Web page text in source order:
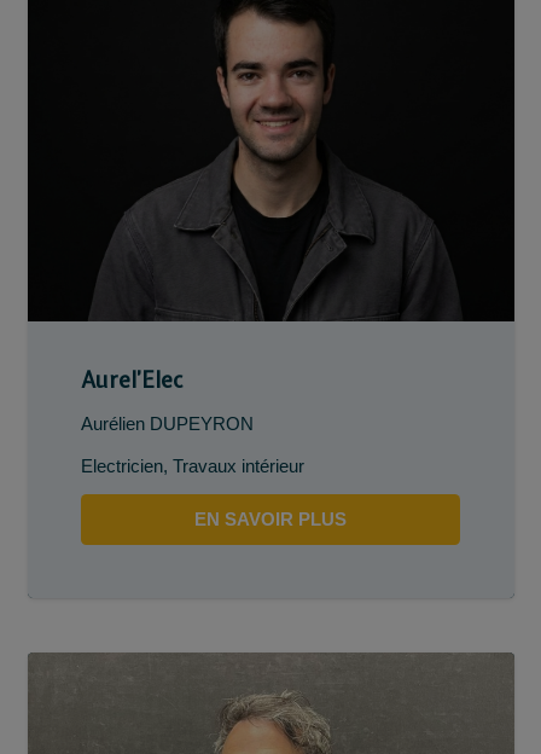
Aurel’Elec
Aurélien DUPEYRON
Electricien, Travaux intérieur
EN SAVOIR PLUS